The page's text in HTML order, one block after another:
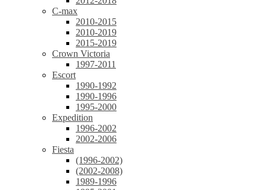
C-max
2010-2015
2010-2019
2015-2019
Crown Victoria
1997-2011
Escort
1990-1992
1990-1996
1995-2000
Expedition
1996-2002
2002-2006
Fiesta
(1996-2002)
(2002-2008)
1989-1996